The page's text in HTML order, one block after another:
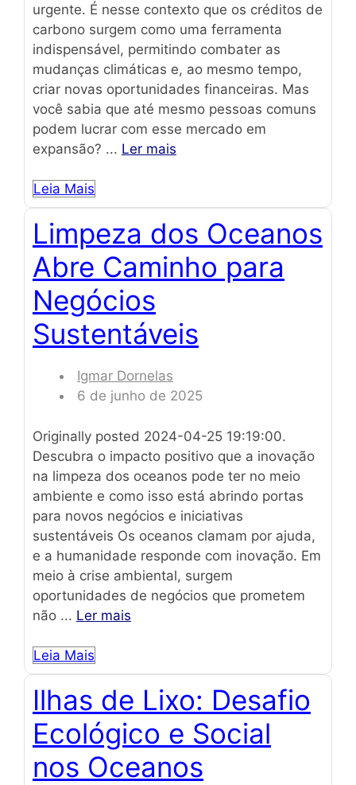
urgente. É nesse contexto que os créditos de
carbono surgem como uma ferramenta
indispensável, permitindo combater as
mudanças climáticas e, ao mesmo tempo,
criar novas oportunidades financeiras. Mas
você sabia que até mesmo pessoas comuns
podem lucrar com esse mercado em
expansão? ... Ler mais
Leia Mais
Limpeza dos Oceanos
Abre Caminho para
Negócios
Sustentáveis
Igmar Dornelas
6 de junho de 2025
Originally posted 2024-04-25 19:19:00.
Descubra o impacto positivo que a inovação
na limpeza dos oceanos pode ter no meio
ambiente e como isso está abrindo portas
para novos negócios e iniciativas
sustentáveis Os oceanos clamam por ajuda,
e a humanidade responde com inovação. Em
meio à crise ambiental, surgem
oportunidades de negócios que prometem
não ... Ler mais
Leia Mais
Ilhas de Lixo: Desafio
Ecológico e Social
nos Oceanos